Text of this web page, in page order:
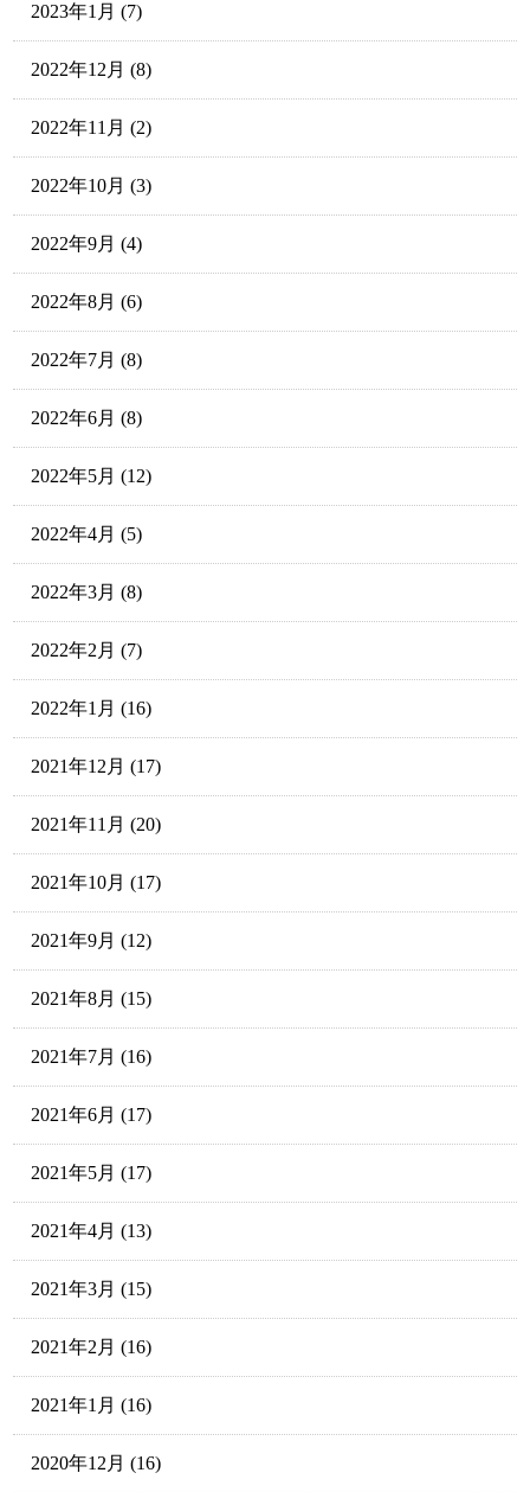
2023年1月 (7)
2022年12月 (8)
2022年11月 (2)
2022年10月 (3)
2022年9月 (4)
2022年8月 (6)
2022年7月 (8)
2022年6月 (8)
2022年5月 (12)
2022年4月 (5)
2022年3月 (8)
2022年2月 (7)
2022年1月 (16)
2021年12月 (17)
2021年11月 (20)
2021年10月 (17)
2021年9月 (12)
2021年8月 (15)
2021年7月 (16)
2021年6月 (17)
2021年5月 (17)
2021年4月 (13)
2021年3月 (15)
2021年2月 (16)
2021年1月 (16)
2020年12月 (16)